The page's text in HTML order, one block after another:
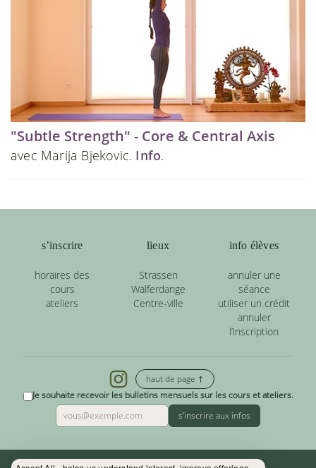
"Subtle Strength" - Core & Central Axis
avec Marija Bjekovic. Info.
s’inscrire
horaires des
cours
ateliers
lieux
Strassen
Walferdange
Centre-ville
info élèves
annuler une
séance
utiliser un crédit
annuler
l’inscription
haut de page ↑
Je souhaite recevoir les bulletins mensuels sur les cours et ateliers.
s’inscrire aux infos